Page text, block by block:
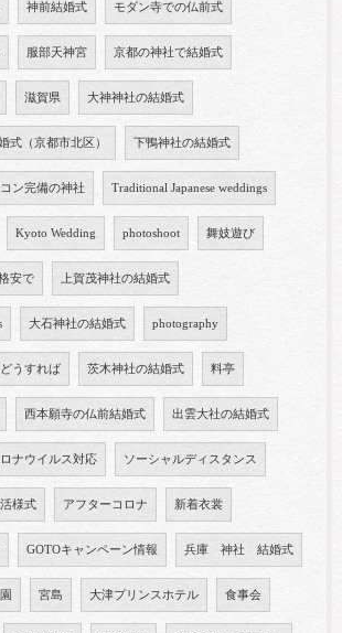
神前結婚式 モダン寺での仏前式
服部天神宮 京都の神社で結婚式
滋賀県 大神神社の結婚式
式（京都市北区） 下鴨神社の結婚式
ン完備の神社 Traditional Japanese weddings
Kyoto Wedding photoshoot 舞妓遊び
安で 上賀茂神社の結婚式
大石神社の結婚式 photography
どうすれば 茨木神社の結婚式 料亭
西本願寺の仏前結婚式 出雲大社の結婚式
ロナウイルス対応 ソーシャルディスタンス
様式 アフターコロナ 新着衣裳
GOTOキャンペーン情報 兵庫 神社 結婚式
宮島 大津プリンスホテル 食事会